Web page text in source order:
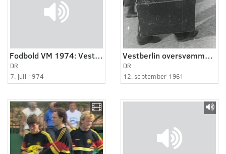
Fodbold VM 1974: Vesttyskland - Holland
DR
7. juli 1974
Vestberlin oversvømmes af flygtninge
DR
12. september 1961